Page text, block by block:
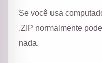
Se você usa
.ZIP normalmente
nada.